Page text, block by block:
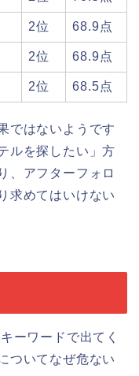
2位 68.9点
2位 68.9点
2位 68.5点
ではないようです
ルを探したい」方
、アフターフォロ
求めてはいけない
ーワードで出てく
ついてなぜ危ない